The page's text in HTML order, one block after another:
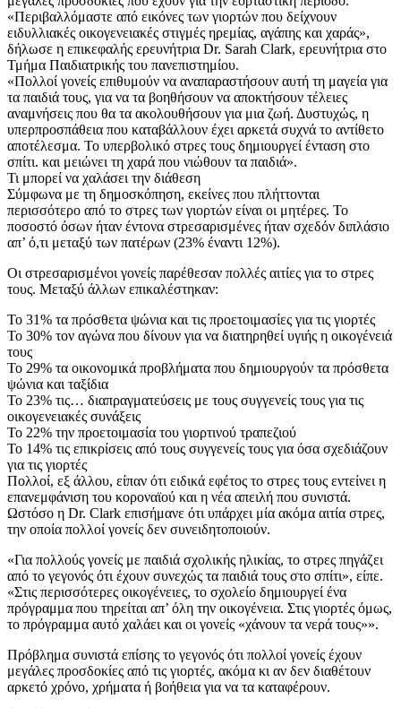
«Περιβαλλόμαστε από εικόνες των γιορτών που δείχνουν
ειδυλλιακές οικογενειακές στιγμές ηρεμίας, αγάπης και χαράς»,
δήλωσε η επικεφαλής ερευνήτρια Dr. Sarah Clark, ερευνήτρια στο
Τμήμα Παιδιατρικής του πανεπιστημίου.
«Πολλοί γονείς επιθυμούν να αναπαραστήσουν αυτή τη μαγεία για
τα παιδιά τους, για να τα βοηθήσουν να αποκτήσουν τέλειες
αναμνήσεις που θα τα ακολουθήσουν για μια ζωή. Δυστυχώς, η
υπερπροσπάθεια που καταβάλλουν έχει αρκετά συχνά το αντίθετο
αποτέλεσμα. Το υπερβολικό στρες τους δημιουργεί ένταση στο
σπίτι. και μειώνει τη χαρά που νιώθουν τα παιδιά».
Τι μπορεί να χαλάσει την διάθεση
Σύμφωνα με τη δημοσκόπηση, εκείνες που πλήττονται
περισσότερο από το στρες των γιορτών είναι οι μητέρες. Το
ποσοστό όσων ήταν έντονα στρεσαρισμένες ήταν σχεδόν διπλάσιο
απ’ ό,τι μεταξύ των πατέρων (23% έναντι 12%).
Οι στρεσαρισμένοι γονείς παρέθεσαν πολλές αιτίες για το στρες
τους. Μεταξύ άλλων επικαλέστηκαν:
Το 31% τα πρόσθετα ψώνια και τις προετοιμασίες για τις γιορτές
Το 30% τον αγώνα που δίνουν για να διατηρηθεί υγιής η οικογένειά
τους
Το 29% τα οικονομικά προβλήματα που δημιουργούν τα πρόσθετα
ψώνια και ταξίδια
Το 23% τις… διαπραγματεύσεις με τους συγγενείς τους για τις
οικογενειακές συνάξεις
Το 22% την προετοιμασία του γιορτινού τραπεζιού
Το 14% τις επικρίσεις από τους συγγενείς τους για όσα σχεδιάζουν
για τις γιορτές
Πολλοί, εξ άλλου, είπαν ότι ειδικά εφέτος το στρες τους εντείνει η
επανεμφάνιση του κοροναϊού και η νέα απειλή που συνιστά.
Ωστόσο η Dr. Clark επισήμανε ότι υπάρχει μία ακόμα αιτία στρες,
την οποία πολλοί γονείς δεν συνειδητοποιούν.
«Για πολλούς γονείς με παιδιά σχολικής ηλικίας, το στρες πηγάζει
από το γεγονός ότι έχουν συνεχώς τα παιδιά τους στο σπίτι», είπε.
«Στις περισσότερες οικογένειες, το σχολείο δημιουργεί ένα
πρόγραμμα που τηρείται απ’ όλη την οικογένεια. Στις γιορτές όμως,
το πρόγραμμα αυτό χαλάει και οι γονείς «χάνουν τα νερά τους»».
Πρόβλημα συνιστά επίσης το γεγονός ότι πολλοί γονείς έχουν
μεγάλες προσδοκίες από τις γιορτές, ακόμα κι αν δεν διαθέτουν
αρκετό χρόνο, χρήματα ή βοήθεια για να τα καταφέρουν.